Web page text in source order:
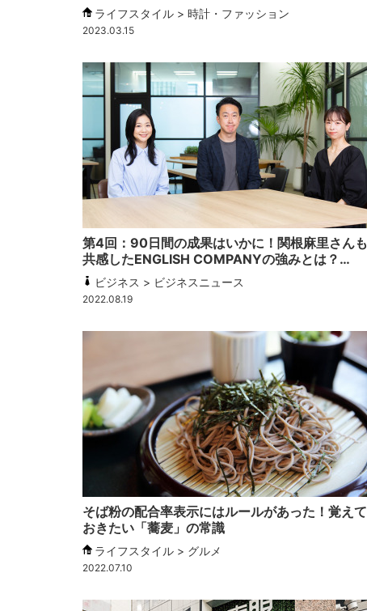
ライフスタイル > 時計・ファッション
2023.03.15
第4回：90日間の成果はいかに！関根麻里さんも
共感したENGLISH COMPANYの強みとは？…
ビジネス > ビジネスニュース
2022.08.19
そば粉の配合率表示にはルールがあった！覚えて
おきたい「蕎麦」の常識
ライフスタイル > グルメ
2022.07.10